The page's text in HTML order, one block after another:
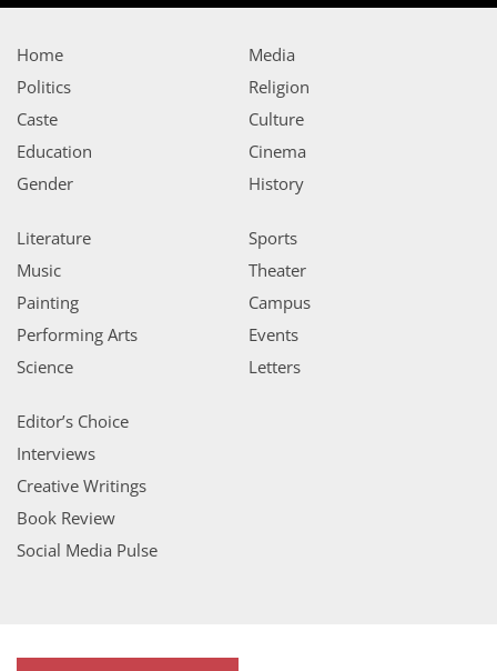
Home
Politics
Caste
Education
Gender
Media
Religion
Culture
Cinema
History
Literature
Music
Painting
Performing Arts
Science
Sports
Theater
Campus
Events
Letters
Editor’s Choice
Interviews
Creative Writings
Book Review
Social Media Pulse